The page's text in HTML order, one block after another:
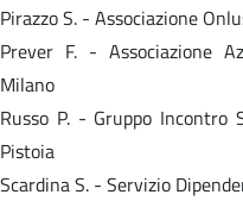
Pirazzo S. - Associazione
Prever F. - Associazione
Milano
Russo P. - Gruppo Incontro
Pistoia
Scardina S. - Servizio